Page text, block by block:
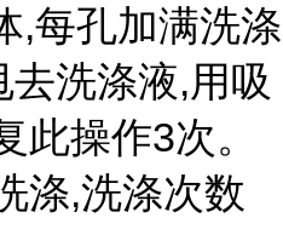
,每孔加满洗涤
洗涤液,用吸
此操作3次。
涤,洗涤次数